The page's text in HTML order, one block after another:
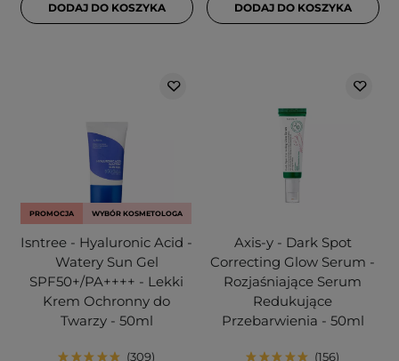
DODAJ DO KOSZYKA DODAJ DO KOSZYKA
PROMOCJA WYBÓR KOSMETOLOGA
Isntree - Hyaluronic Acid -
Watery Sun Gel
SPF50+/PA++++ - Lekki
Krem Ochronny do
Twarzy - 50ml
309
Axis-y - Dark Spot
Correcting Glow Serum -
Rozjaśniające Serum
Redukujące
Przebarwienia - 50ml
156